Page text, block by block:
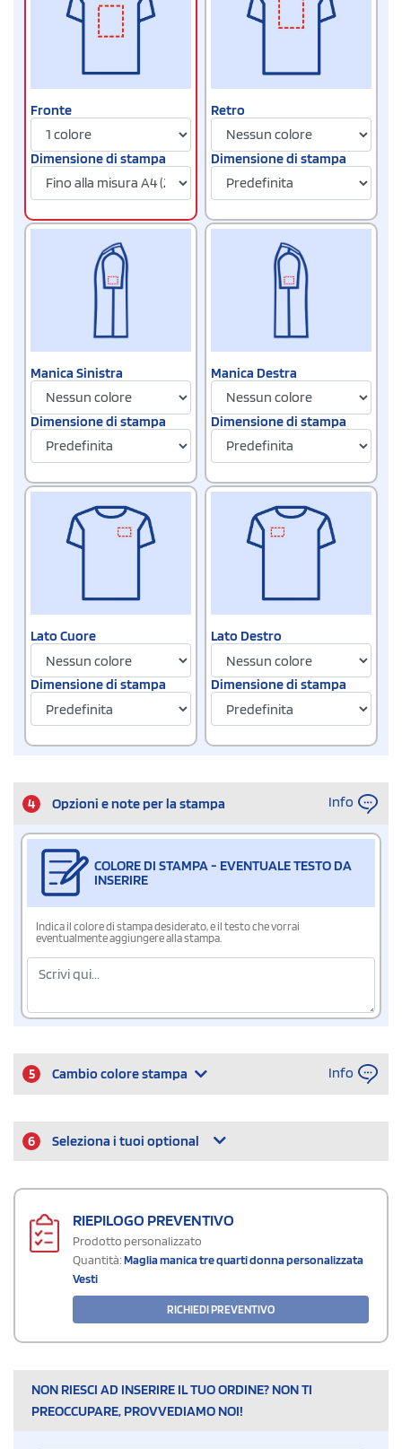
Fronte
Dimensione di stampa
Retro
Dimensione di stampa
Manica Sinistra
Dimensione di stampa
Manica Destra
Dimensione di stampa
Lato Cuore
Dimensione di stampa
Lato Destro
Dimensione di stampa
4 Opzioni e note per la stampa Info
COLORE DI STAMPA - EVENTUALE TESTO DA
INSERIRE
Indica il colore di stampa desiderato, e il testo che vorrai
eventualmente aggiungere alla stampa.
5 Cambio colore stampa Info
6 Seleziona i tuoi optional
RIEPILOGO PREVENTIVO
Prodotto personalizzato
Quantità:Maglia manica tre quarti donna personalizzata
Vesti
RICHIEDI PREVENTIVO
NON RIESCI AD INSERIRE IL TUO ORDINE? NON TI
PREOCCUPARE, PROVVEDIAMO NOI!